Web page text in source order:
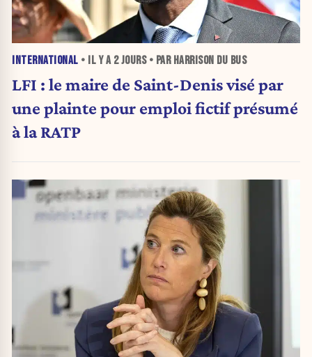
INTERNATIONAL • IL Y A 2 JOURS• PAR HARRISON DU BUS
LFI : le maire de Saint-Denis visé par
une plainte pour emploi fictif présumé
à la RATP